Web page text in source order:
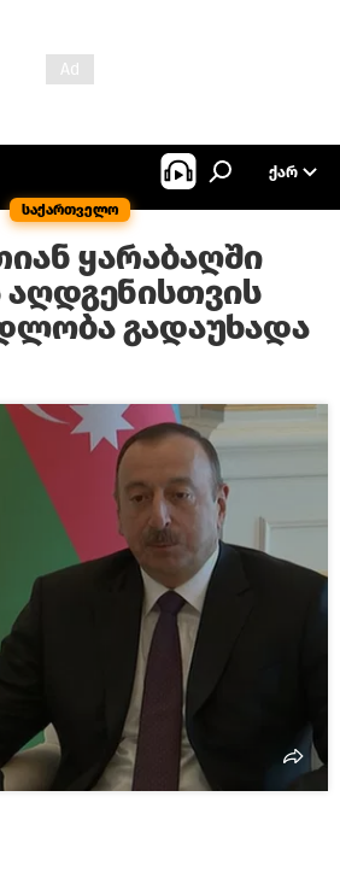
საქართველო
ᲥᲐᲠ
ყარაბაღში
გადაუხადა